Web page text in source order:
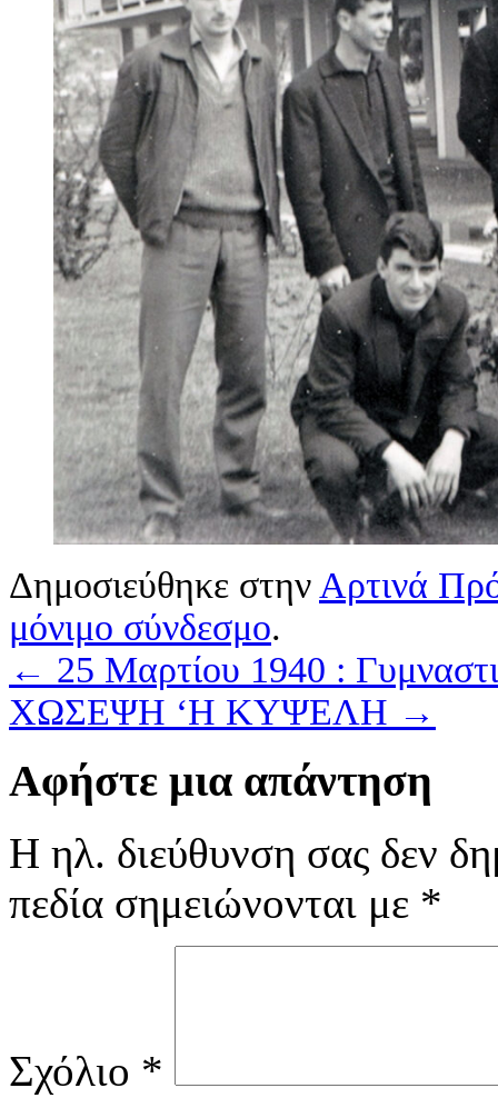
Δημοσιεύθηκε στην Αρτινά
μόνιμο σύνδεσμο.
← 25 Μαρτίου 1940 :
ΧΩΣΕΨΗ ‘Η ΚΥΨΕΛΗ →
Αφήστε μια απάντηση
Η ηλ. διεύθυνση σας δεν
πεδία σημειώνονται με *
Σχόλιο *